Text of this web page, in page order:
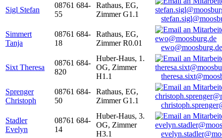
Sigl Stefan
08761 684-
55
Rathaus, EG,
Zimmer G1.1
Simmert
Tanja
08761 684-
18
Rathaus, EG,
Zimmer R0.01
ewo@moosburg.de
Sixt Theresa
08761 684-
820
Huber-Haus, 1.
OG, Zimmer
H1.1
Sprenger
Christoph
08761 684-
50
Rathaus, EG,
Zimmer G1.1
Stadler
Evelyn
08761 684-
14
Huber-Haus, 3.
OG, Zimmer
H3.1